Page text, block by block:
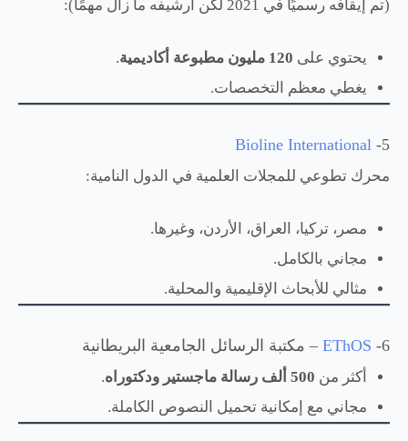
(تم إيقافه رسميًا في 2021 لكن أرشيفه ما زال مهمًا):
يحتوي على 120 مليون مطبوعة أكاديمية
.
يغطي معظم التخصصات.
5-
Bioline International
محرك تطوعي للمجلات العلمية في الدول النامية:
مصر، تركيا، العراق، الأردن، وغيرها.
مجاني بالكامل.
مثالي للأبحاث الإقليمية والمحلية.
6-
EThOS – مكتبة الرسائل الجامعية البريطانية
أكثر من 500 ألف رسالة ماجستير ودكتوراه
.
مجاني مع إمكانية تحميل النصوص الكاملة.